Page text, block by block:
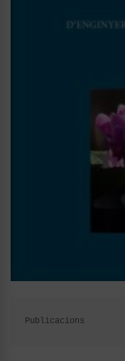
Publicacions